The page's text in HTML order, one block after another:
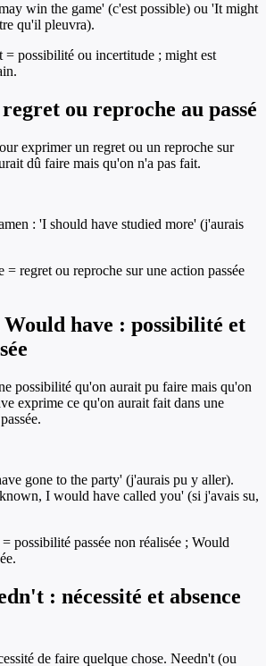
win the game' (c'est possible) ou 'It might
qu'il pleuvra).
= possibilité ou incertitude ; might est
ou reproche au passé
exprimer un regret ou un reproche sur
dû faire mais qu'on n'a pas fait.
: 'I should have studied more' (j'aurais
= regret ou reproche sur une action passée
have : possibilité et
possibilité qu'on aurait pu faire mais qu'on
exprime ce qu'on aurait fait dans une
gone to the party' (j'aurais pu y aller).
I would have called you' (si j'avais su,
possibilité passée non réalisée ; Would
: nécessité et absence
de faire quelque chose. Needn't (ou